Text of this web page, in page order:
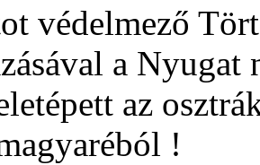
védelmező
a Nyugat
az
!